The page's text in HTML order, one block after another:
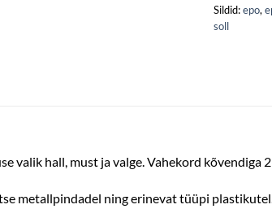
Sildid:epo,
soll
valik hall, must ja valge. Vahekord kõvendiga
metallpindadel ning erinevat tüüpi